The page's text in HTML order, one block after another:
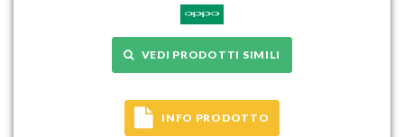
VEDI PRODOTTI SIMILI
INFO PRODOTTO